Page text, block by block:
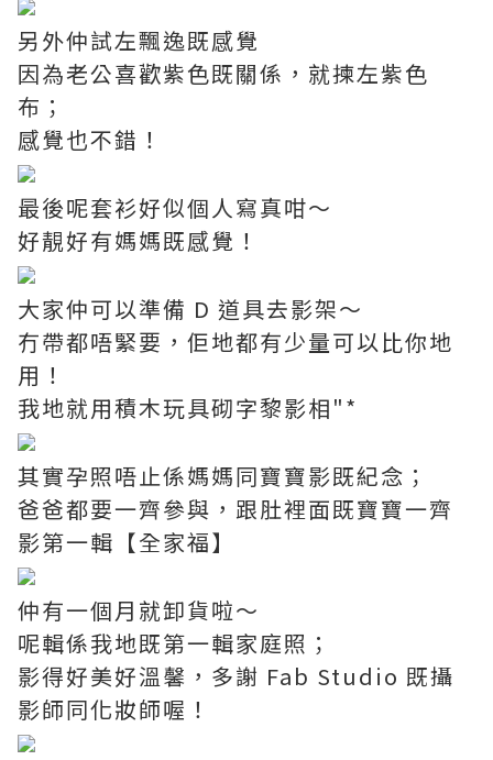
另外仲試左飄逸既感覺
因為老公喜歡紫色既關係，就揀左紫色
布；
感覺也不錯！
最後呢套衫好似個人寫真咁～
好靚好有媽媽既感覺！
大家仲可以準備 D 道具去影架～
冇帶都唔緊要，佢地都有少量可以比你地
用！
我地就用積木玩具砌字黎影相"*
其實孕照唔止係媽媽同寶寶影既紀念；
爸爸都要一齊參與，跟肚裡面既寶寶一齊
影第一輯【全家福】
仲有一個月就卸貨啦～
呢輯係我地既第一輯家庭照；
影得好美好溫馨，多謝 Fab Studio 既攝
影師同化妝師喔！